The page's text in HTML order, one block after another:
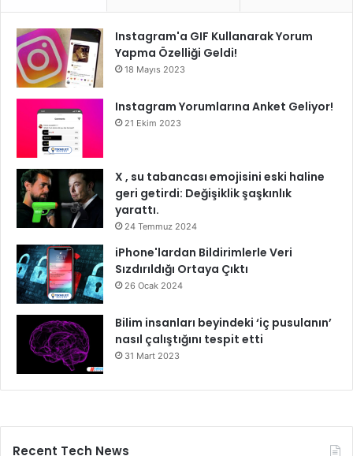
Instagram'a GIF Kullanarak Yorum
Yapma Özelliği Geldi!
18 Mayıs 2023
Instagram Yorumlarına Anket Geliyor!
21 Ekim 2023
X , su tabancası emojisini eski haline
geri getirdi: Değişiklik şaşkınlık
yarattı.
24 Temmuz 2024
iPhone'lardan Bildirimlerle Veri
Sızdırıldığı Ortaya Çıktı
26 Ocak 2024
Bilim insanları beyindeki ‘iç pusulanın’
nasıl çalıştığını tespit etti
31 Mart 2023
Recent Tech News